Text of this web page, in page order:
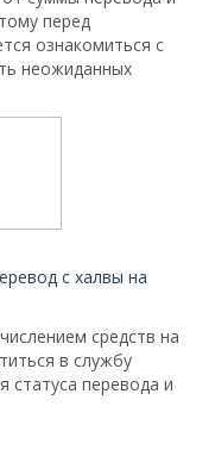
перед
ознакомиться с
неожиданных
с халвы на
средств на
в службу
статуса перевода и